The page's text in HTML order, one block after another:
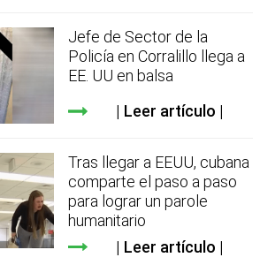
Jefe de Sector de la
Policía en Corralillo llega a
EE. UU en balsa
Leer artículo
Tras llegar a EEUU, cubana
comparte el paso a paso
para lograr un parole
humanitario
Leer artículo